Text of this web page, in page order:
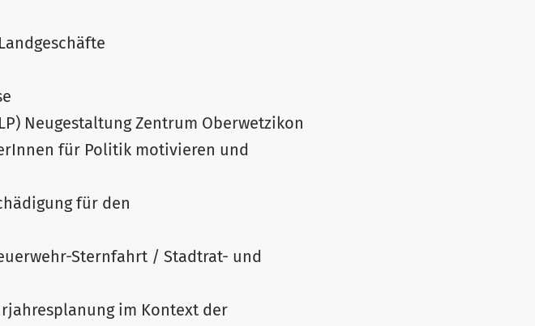
Neugestaltung Zentrum Oberwetzikon
für Politik motivieren und
für den
Sternfahrt / Stadtrat- und
im Kontext der